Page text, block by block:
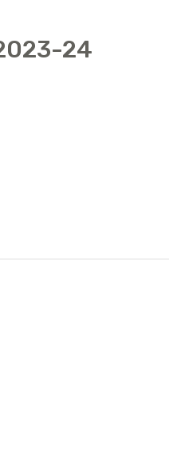
24